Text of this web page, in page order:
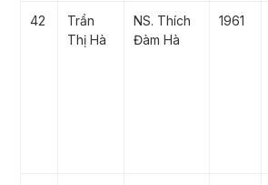
42
Trần
Thị Hà
NS. Thích
Đàm Hà
1961